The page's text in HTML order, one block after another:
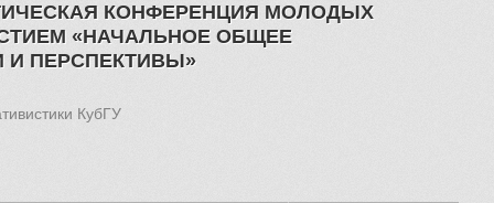
КОНФЕРЕНЦИЯ МОЛОДЫХ
«НАЧАЛЬНОЕ ОБЩЕЕ
И ПЕРСПЕКТИВЫ»
КубГУ